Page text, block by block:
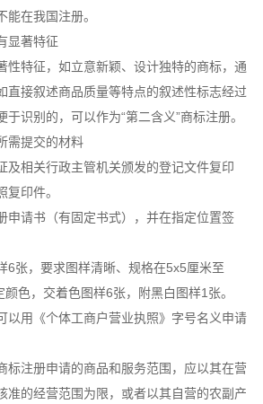
在我国注册。
著特征
特征，如立意新颖、设计独特的商标，通
直接叙述商品质量等特点的叙述性标志经过
识别的，可以作为“第二含义”商标注册。
提交的材料
相关行政主管机关颁发的登记文件复印
印件。
请书（有固定书式），并在指定位置签
，要求图样清晰、规格在5x5厘米至
色，交着色图样6张，附黑白图样1张。
用《个体工商户营业执照》字号名义申请
注册申请的商品和服务范围，应以其在营
准的经营范围为限，或者以其自营的农副产